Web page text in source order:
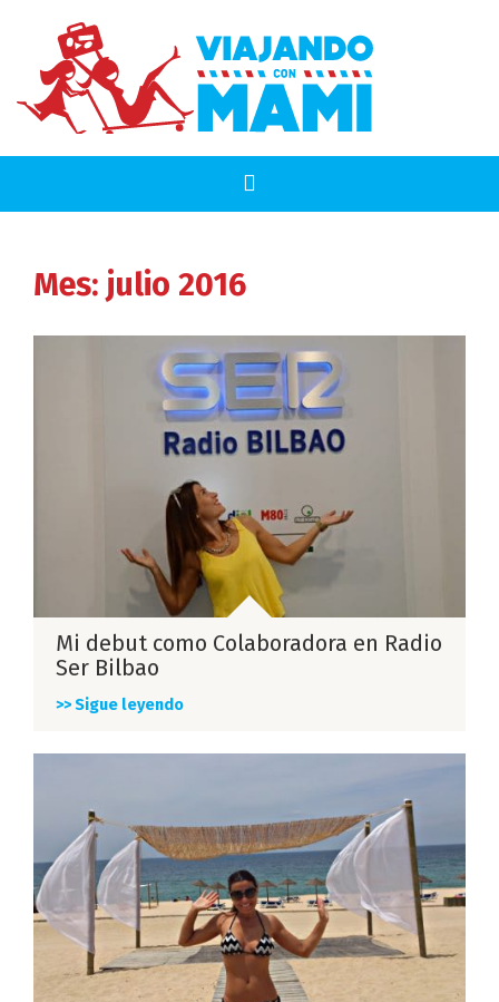
Mes: julio 2016
Mi debut como Colaboradora en Radio
Ser Bilbao
>> Sigue leyendo